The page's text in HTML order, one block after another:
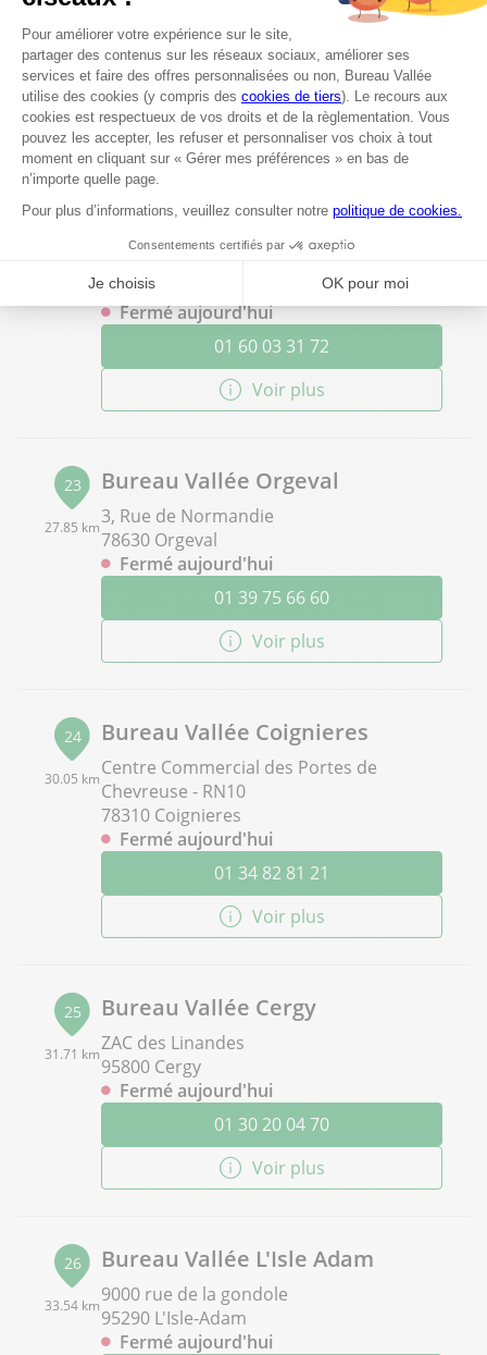
25.57 km
Avenue Jean Monnet - ZAC de l'Ambresis
77270 Villeparisis
Fermé aujourd'hui
01 60 93 91 05
Voir plus
27.06 km
77400 Lagny-sur-Marne
Fermé aujourd'hui
01 60 03 31 72
Voir plus
23
27.85 km
Bureau Vallée Orgeval
3, Rue de Normandie
78630 Orgeval
Fermé aujourd'hui
01 39 75 66 60
Voir plus
24
30.05 km
Bureau Vallée Coignieres
Centre Commercial des Portes de
Chevreuse - RN10
78310 Coignieres
Fermé aujourd'hui
01 34 82 81 21
Voir plus
25
31.71 km
Bureau Vallée Cergy
ZAC des Linandes
95800 Cergy
Fermé aujourd'hui
01 30 20 04 70
Voir plus
26
33.54 km
Bureau Vallée L'Isle Adam
9000 rue de la gondole
95290 L'Isle-Adam
Fermé aujourd'hui